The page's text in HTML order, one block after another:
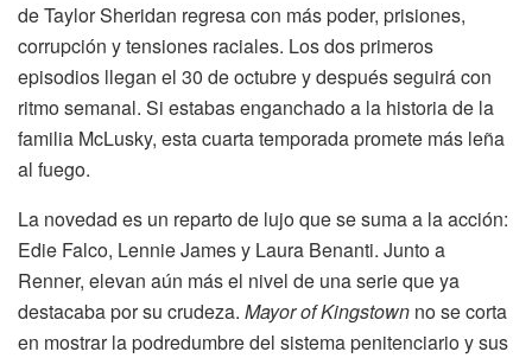
de Taylor Sheridan regresa con más poder, prisiones,
corrupción y tensiones raciales. Los dos primeros
episodios llegan el 30 de octubre y después seguirá con
ritmo semanal. Si estabas enganchado a la historia de la
familia McLusky, esta cuarta temporada promete más leña
al fuego.
La novedad es un reparto de lujo que se suma a la acción:
Edie Falco, Lennie James y Laura Benanti. Junto a
Renner, elevan aún más el nivel de una serie que ya
destacaba por su crudeza. Mayor of Kingstown no se corta
en mostrar la podredumbre del sistema penitenciario y sus